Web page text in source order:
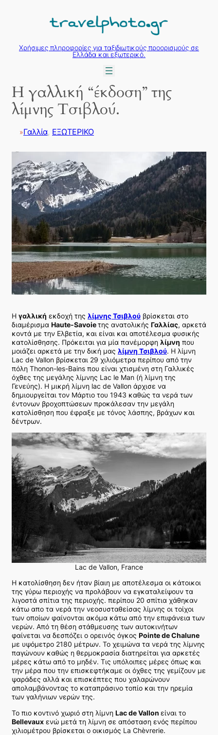
περιεχόμενο
Χρήσιμες πληροφορίες για ταξιδιωτικούς προορισμούς σε
Ελλάδα και εξωτερικό.
Η γαλλική “έκδοση” της
λίμνης Τσιβλού.
»Γαλλία, ΕΞΩΤΕΡΙΚΟ
Η γαλλική εκδοχή της λίμνης Τσιβλού βρίσκεται στο
διαμέρισμα Haute-Savoieτης ανατολικής Γαλλίας, αρκετά
κοντά με την Ελβετία, και είναι και αποτέλεσμα φυσικής
κατολίσθησης. Πρόκειται για μία πανέμορφη λίμνη που
μοιάζει αρκετά με την δική μας λίμνη Τσιβλού. H λίμνη
Lac de Vallon βρίσκεται 29 χιλιόμετρα περίπου από την
πόλη Thonon-les-Bains που είναι χτισμένη στη Γαλλικές
όχθες της μεγάλης λίμνης Lac le Man (ή λίμνη της
Γενεύης). Η μικρή λίμνη lac de Vallon άρχισε να
δημιουργείται τον Μάρτιο του 1943 καθώς τα νερά των
έντονων βροχοπτώσεων προκάλεσαν την μεγάλη
κατολίσθηση που έφραξε με τόνος λάσπης, βράχων και
δέντρων.
Lac de Vallon, France
Η κατολίσθηση δεν ήταν βίαιη με αποτέλεσμα οι κάτοικοι
της γύρω περιοχής να προλάβουν να εγκαταλείψουν τα
λιγοστά σπίτια της περιοχής. περίπου 20 σπίτια χάθηκαν
κάτω απο τα νερά την νεοσυσταθείσας λίμνης οι τοίχοι
των οποίων φαίνονται ακόμα κάτω από την επιφάνεια των
νερών. Από τη θέση στάθμευσης των αυτοκινήτων
φαίνεται να δεσπόζει ο ορεινός όγκος Pointe de Chalune
με υψόμετρο 2180 μέτρων. Το χειμώνα τα νερά της λίμνης
παγώνουν καθώς η θερμοκρασία διατηρείται για αρκετές
μέρες κάτω από το μηδέν. Τις υπόλοιπες μέρες όπως και
την μέρα που την επισκεφτήκαμε οι όχθες της γεμίζουν με
ψαράδες αλλά και επισκέπτες που χαλαρώνουν
απολαμβάνοντας το καταπράσινο τοπίο και την ηρεμία
των γαλήνιων νερών της.
Το πιο κοντινό χωριό στη λίμνη Lac de Vallon είναι το
Bellevaux ενώ μετά τη λίμνη σε απόσταση ενός περίπου
χιλιομέτρου βρίσκεται ο οικισμός La Chèvrerie.